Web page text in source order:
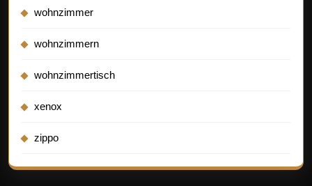
wohnzimmer
wohnzimmern
wohnzimmertisch
xenox
zippo